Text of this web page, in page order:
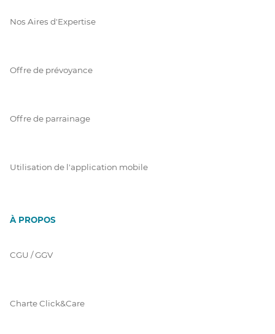
Nos Aires d'Expertise
Offre de prévoyance
Offre de parrainage
Utilisation de l'application mobile
À PROPOS
CGU / GGV
Charte Click&Care